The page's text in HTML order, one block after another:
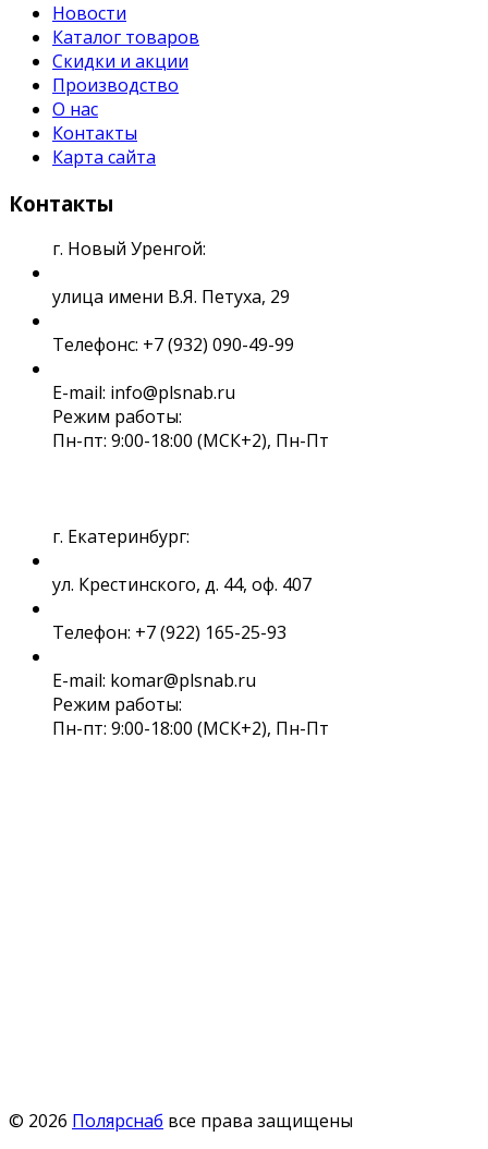
Новости
Каталог товаров
Скидки и акции
Производство
О нас
Контакты
Карта сайта
Контакты
г. Новый Уренгой:
улица имени В.Я. Петуха, 29
Телефонс: +7 (932) 090-49-99
E-mail: info@plsnab.ru
Режим работы:
Пн-пт: 9:00-18:00 (МСК+2), Пн-Пт
г. Екатеринбург:
ул. Крестинского, д. 44, оф. 407
Телефон: +7 (922) 165-25-93
E-mail: komar@plsnab.ru
Режим работы:
Пн-пт: 9:00-18:00 (МСК+2), Пн-Пт
© 2026 Полярснаб все права защищены